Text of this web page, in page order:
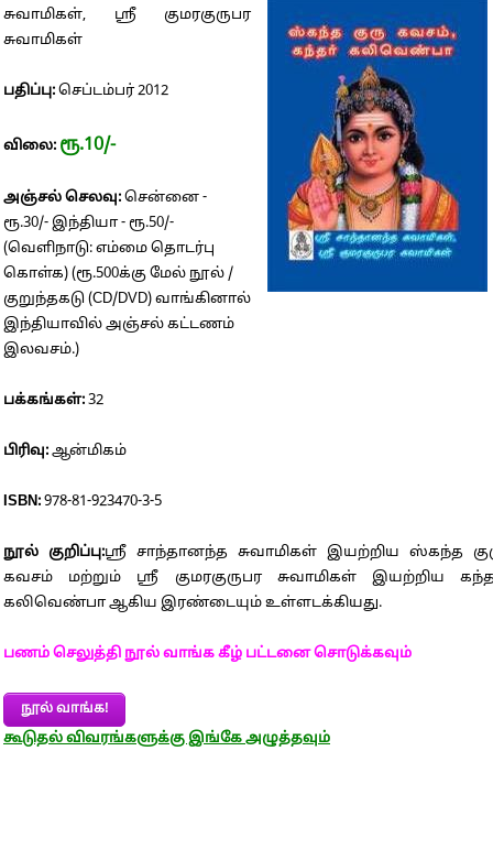
சுவாமிகள், ஸ்ரீ குமரகுருபர
சுவாமிகள்
பதிப்பு:செப்டம்பர் 2012
விலை: ரூ.10/-
அஞ்சல் செலவு:சென்னை -
ரூ.30/- இந்தியா - ரூ.50/-
(வெளிநாடு: எம்மை தொடர்பு
கொள்க) (ரூ.500க்கு மேல் நூல் /
குறுந்தகடு (CD/DVD) வாங்கினால்
இந்தியாவில் அஞ்சல் கட்டணம்
இலவசம்.)
பக்கங்கள்:32
பிரிவு:ஆன்மிகம்
ISBN:978-81-923470-3-5
நூல் குறிப்பு:ஸ்ரீ சாந்தானந்த சுவாமிகள் இயற்றிய ஸ்கந்த
கவசம் மற்றும் ஸ்ரீ குமரகுருபர சுவாமிகள் இயற்றிய
கலிவெண்பா ஆகிய இரண்டையும் உள்ளடக்கியது.
பணம் செலுத்தி நூல் வாங்க கீழ் பட்டனை சொடுக்கவும்
நூல் வாங்க!
கூடுதல் விவரங்களுக்கு இங்கே அழுத்தவும்